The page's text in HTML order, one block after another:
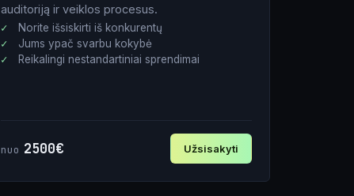
auditoriją ir veiklos procesus.
Norite išsiskirti iš konkurentų
Jums ypač svarbu kokybė
Reikalingi nestandartiniai sprendimai
nuo 2500€ Užsisakyti
Vardas El. paštas